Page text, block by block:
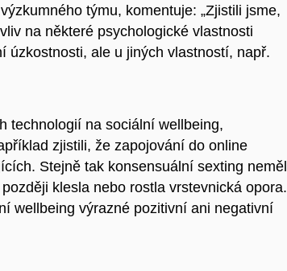
týmu, komentuje: „Zjistili jsme,
na některé psychologické vlastnosti
úzkostnosti, ale u jiných vlastností, např.
technologií na sociální wellbeing,
zjistili, že zapojování do online
Stejně tak konsensuální sexting neměl
klesla nebo rostla vrstevnická opora.
wellbeing výrazné pozitivní ani negativní